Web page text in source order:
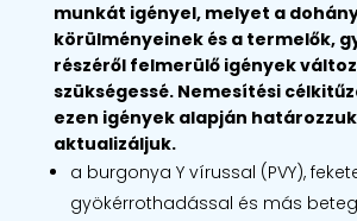
munkát igényel, melyet a
körülményeinek és a termelők,
részéről felmerülő igények
szükségessé. Nemesítési
ezen igények alapján
aktualizáljuk.
a burgonya Y vírussal (PVY),
gyökérrothadással és más